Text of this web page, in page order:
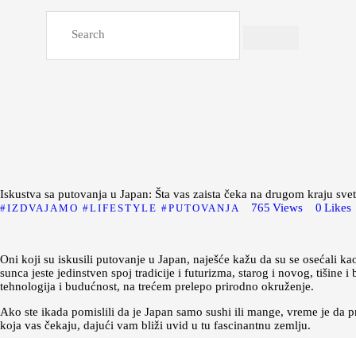
Iskustva sa putovanja u Japan: Šta vas zaista čeka na drugom kraju
IZDVAJAMO LIFESTYLE PUTOVANJA 765 Views 0 Likes
Oni koji su iskusili putovanje u Japan, naješće kažu da su se osećali
sunca jeste jedinstven spoj tradicije i futurizma, starog i novog, tišine
tehnologija i budućnost, na trećem prelepo prirodno okruženje.
Ako ste ikada pomislili da je Japan samo sushi ili mange, vreme je da
koja vas čekaju, dajući vam bliži uvid u tu fascinantnu zemlju.